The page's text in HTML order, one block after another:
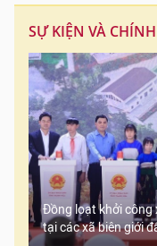
SỰ KIỆN VÀ
Đồng loạt khởi
tại các xã biên giới